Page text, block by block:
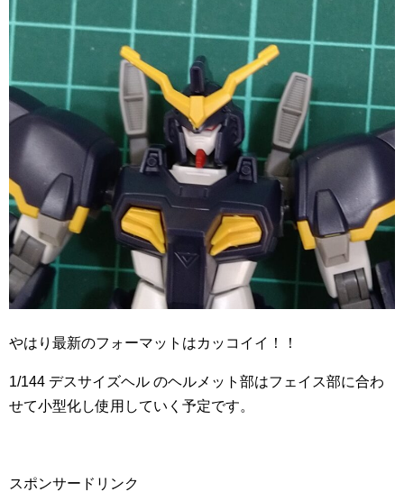
やはり最新のフォーマットはカッコイイ！！
1/144 デスサイズヘル のヘルメット部はフェイス部に合わ
せて小型化し使用していく予定です。
スポンサードリンク